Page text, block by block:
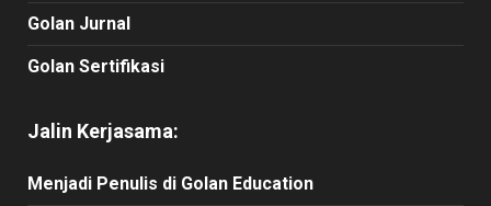
Golan Jurnal
Golan Sertifikasi
Jalin Kerjasama:
Menjadi Penulis di Golan Education